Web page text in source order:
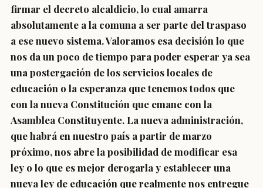
firmar el decreto alcaldicio, lo cual amarra
absolutamente a la comuna a ser parte del traspaso
a ese nuevo sistema. Valoramos esa decisión lo que
nos da un poco de tiempo para poder esperar ya sea
una postergación de los servicios locales de
educación o la esperanza que tenemos todos que
con la nueva Constitución que emane con la
Asamblea Constituyente. La nueva administración,
que habrá en nuestro país a partir de marzo
próximo, nos abre la posibilidad de modificar esa
ley o lo que es mejor derogarla y establecer una
nueva ley de educación que realmente nos entregue